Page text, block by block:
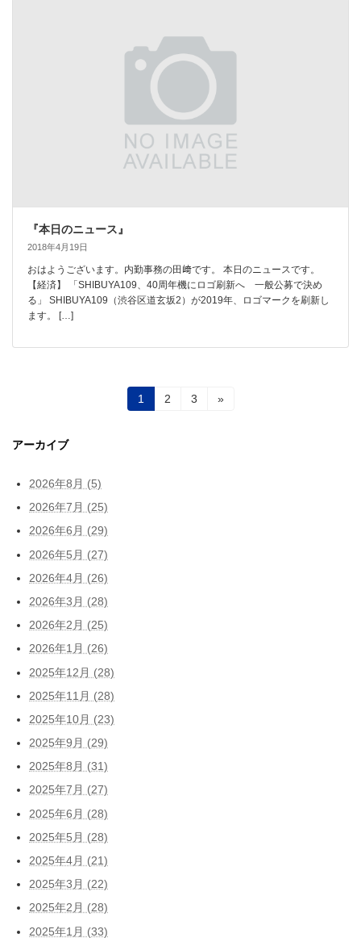
『本日のニュース』
2018年4月19日
おはようございます。内勤事務の田﨑です。 本日のニュースです。
【経済】 「SHIBUYA109、40周年機にロゴ刷新へ 一般公募で決め
る」 SHIBUYA109（渋谷区道玄坂2）が2019年、ロゴマークを刷新し
ます。 […]
の
ペ
ー
ジ
送
固
定
1
固
2
固
3 »
アーカイブ
2026年8月 (5)
2026年7月 (25)
2026年6月 (29)
2026年5月 (27)
2026年4月 (26)
2026年3月 (28)
2026年2月 (25)
2026年1月 (26)
2025年12月 (28)
2025年11月 (28)
2025年10月 (23)
2025年9月 (29)
2025年8月 (31)
2025年7月 (27)
2025年6月 (28)
2025年5月 (28)
2025年4月 (21)
2025年3月 (22)
2025年2月 (28)
2025年1月 (33)